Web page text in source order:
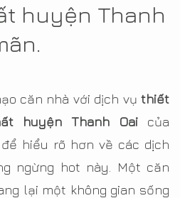
huyện Thanh
căn nhà với dịch vụ thiết
huyện Thanh Oaicủa
hiểu rõ hơn về các dịch
ngừng hot này. Một căn
lại một không gian sống